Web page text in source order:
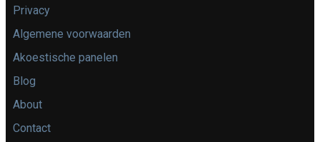
Privacy
Algemene voorwaarden
Akoestische panelen
Blog
About
Contact